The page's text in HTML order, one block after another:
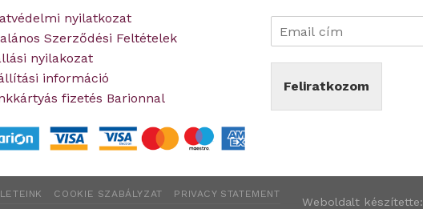
nyilatkozat
Szerződési Feltételek
nyilakozat
információ
fizetés Barionnal
Feliratkozom
Weboldalt készítette:
COOKIE SZABÁLYZAT PRIVACY STATEMENT